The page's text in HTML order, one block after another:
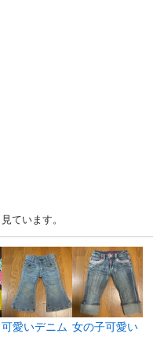
ています。
可愛いデニム 女の子可愛い